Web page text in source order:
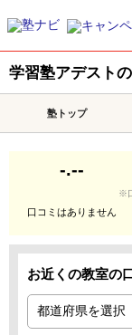
学習塾アデスト
塾トップ
-.--
口コミはありません
※
お近くの教室の